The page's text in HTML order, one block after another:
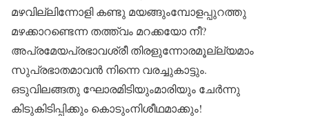
മഴവില്ലിന്നോളി കണ്ടു മയങ്ങുംമ്പോളപ്പുറത്തു
മഴക്കാറണ്ടെന്ന തത്ത്വം മറക്കയോ നീ?
അപ്രമേയപ്രഭാവശ്രീ തിരളുന്നോരമൂല്ല്യമാം
സുപ്രഭാതമാവൻ നിന്നെ വരച്ചുകാട്ടും.
ഒടുവിലങ്ങതു ഘോരമിടിയുംമാരിയും ചേർന്നു
കിടുകിടിപ്പിക്കും കൊടുംനിശീഥമാക്കും!